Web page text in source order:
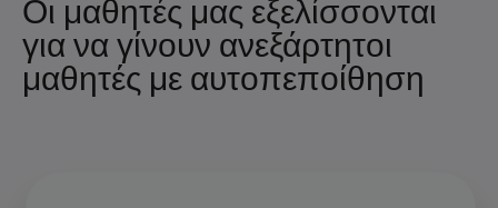
Οι μαθητές μας εξελίσσονται
για να γίνουν ανεξάρτητοι
μαθητές με αυτοπεποίθηση